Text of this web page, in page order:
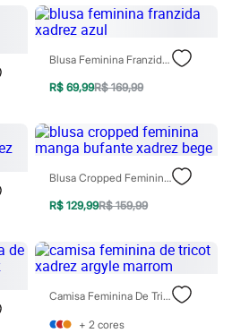
Blusa Feminina Franzida Xadrez Azul
R$ 69,99R$ 169,99
Blusa Cropped Feminina Manga Bufante Xadrez Bege
R$ 129,99R$ 159,99
Camisa Feminina De Tricot Xadrez Argyle Marrom
+ 2 cores